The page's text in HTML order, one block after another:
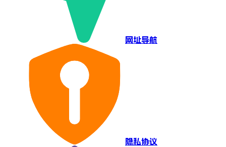
网址导航
隐私协议